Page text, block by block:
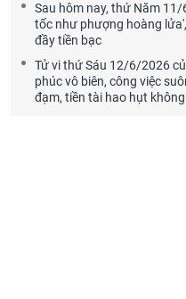
Sau hôm nay, thứ Năm
tốc như phượng hoàng
đầy tiền bạc
Tử vi thứ Sáu 12/6/2026
phúc vô biên, công việc
đạm, tiền tài hao hụt